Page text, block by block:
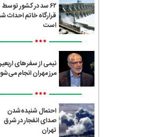
۶۲ سد در کشور توسط
قرارگاه خاتم احداث
است
•••
نیمی از سفرهای
مرز مهران انجام
•••
احتمال شنیده‌شدن
صدای انفجار در شرق
تهران